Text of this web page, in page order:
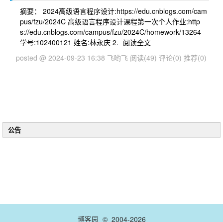
摘要： 2024高级语言程序设计:https://edu.cnblogs.com/cam
pus/fzu/2024C 高级语言程序设计课程第一次个人作业:http
s://edu.cnblogs.com/campus/fzu/2024C/homework/13264
学号:102400121 姓名:林永庆 2. 阅读全文
posted @ 2024-09-23 16:38 飞哟飞 阅读(49) 评论(0) 推荐(0)
公告
博客园 © 2004-2026